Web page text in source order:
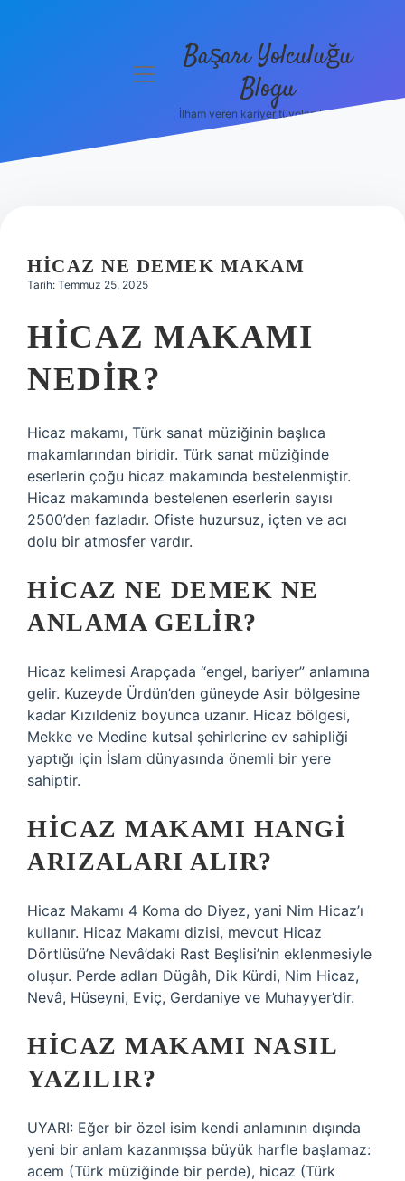
Hakkımızda
menüyüBaşarı Yolculuğu
Blogu
İlham veren kariyer tüyoları burada!
HICAZ NE DEMEK MAKAM
Tarih: Temmuz 25, 2025
HICAZ MAKAMI
NEDIR?
Hicaz makamı, Türk sanat müziğinin başlıca
makamlarından biridir. Türk sanat müziğinde
eserlerin çoğu hicaz makamında bestelenmiştir.
Hicaz makamında bestelenen eserlerin sayısı
2500’den fazladır. Ofiste huzursuz, içten ve acı
dolu bir atmosfer vardır.
HICAZ NE DEMEK NE
ANLAMA GELIR?
Hicaz kelimesi Arapçada “engel, bariyer” anlamına
gelir. Kuzeyde Ürdün’den güneyde Asir bölgesine
kadar Kızıldeniz boyunca uzanır. Hicaz bölgesi,
Mekke ve Medine kutsal şehirlerine ev sahipliği
yaptığı için İslam dünyasında önemli bir yere
sahiptir.
HICAZ MAKAMI HANGI
ARIZALARI ALIR?
Hicaz Makamı 4 Koma do Diyez, yani Nim Hicaz’ı
kullanır. Hicaz Makamı dizisi, mevcut Hicaz
Dörtlüsü’ne Nevâ’daki Rast Beşlisi’nin eklenmesiyle
oluşur. Perde adları Dügâh, Dik Kürdi, Nim Hicaz,
Nevâ, Hüseyni, Eviç, Gerdaniye ve Muhayyer’dir.
HICAZ MAKAMI NASIL
YAZILIR?
UYARI: Eğer bir özel isim kendi anlamının dışında
yeni bir anlam kazanmışsa büyük harfle başlamaz:
acem (Türk müziğinde bir perde), hicaz (Türk